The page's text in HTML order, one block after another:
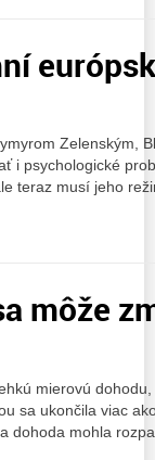
Zelenským,
i psychologické
teraz musí jeho
môže
mierovú
sa ukončila viac
dohoda mohla